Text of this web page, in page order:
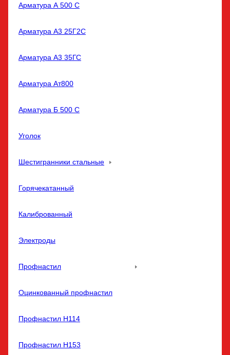
Арматура А 500 С
Арматура А3 25Г2С
Арматура А3 35ГС
Арматура Ат800
Арматура Б 500 С
Уголок
Шестигранники стальные
Горячекатанный
Калиброванный
Электроды
Профнастил
Оцинкованный профнастил
Профнастил Н114
Профнастил Н153